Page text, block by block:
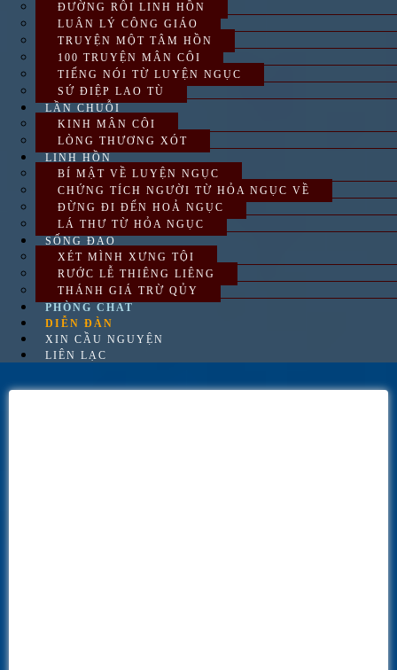
ĐƯỜNG RỖI LINH HỒN
LUÂN LÝ CÔNG GIÁO
TRUYỆN MỘT TÂM HỒN
100 TRUYỆN MÂN CÔI
TIẾNG NÓI TỪ LUYỆN NGỤC
SỨ ĐIỆP LAO TÙ
LẦN CHUỖI
KINH MÂN CÔI
LÒNG THƯƠNG XÓT
LINH HỒN
BÍ MẬT VỀ LUYỆN NGỤC
CHỨNG TÍCH NGƯỜI TỪ HỎA NGỤC VỀ
ĐỪNG ĐI ĐẾN HOẢ NGỤC
LÁ THƯ TỪ HỎA NGỤC
SỐNG ĐẠO
XÉT MÌNH XƯNG TỘI
RƯỚC LỄ THIÊNG LIÊNG
THÁNH GIÁ TRỪ QỦY
PHÒNG CHAT
DIỄN ĐÀN
XIN CẦU NGUYỆN
LIÊN LẠC